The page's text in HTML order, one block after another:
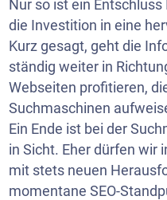
Nur so ist ein
die Investition in eine
Kurz gesagt, geht die
ständig weiter in
Webseiten profitieren,
Suchmaschinen
Ein Ende ist bei der
in Sicht. Eher dürfen wir
mit stets neuen
momentane SEO-